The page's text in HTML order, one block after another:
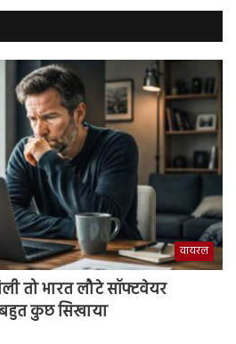
वायरल
तो भारत लौटे सॉफ्टवेयर
कुछ सिखाया